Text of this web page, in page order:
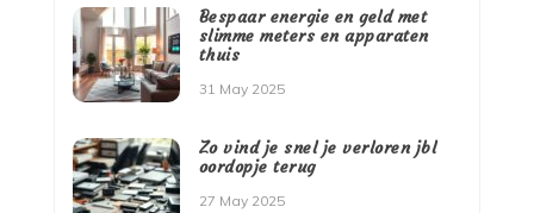
Bespaar energie en geld met
slimme meters en apparaten
thuis
31 May 2025
Zo vind je snel je verloren jbl
oordopje terug
27 May 2025